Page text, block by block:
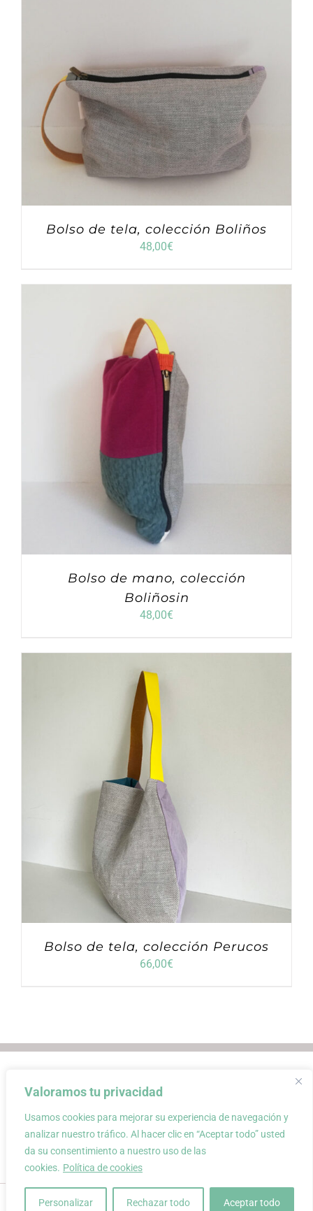
Valoramos tu privacidad
Usamos cookies para mejorar su experiencia de navegación y
analizar nuestro tráfico. Al hacer clic en “Aceptar todo” usted
da su consentimiento a nuestro uso de las
cookies. Política de cookies
Personalizar Rechazar todo Aceptar todo
Bolso de tela, colección Boliños
48,00€
Bolso de mano, colección
Boliñosin
48,00€
Bolso de tela, colección Perucos
66,00€
Condiciones de uso
Atención al Cliente
Política de privacidad
Carrito
Mi cuenta
conloquetengo · creación de complementos únicos y atemporales a